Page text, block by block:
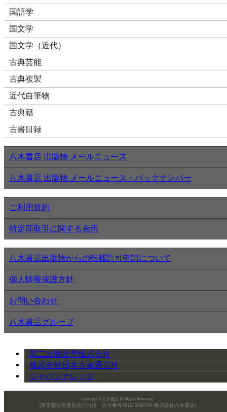
国語学
国文学
国文学（近代）
古典芸能
古典複製
近代自筆物
古典籍
古書目録
八木書店 出版物 メールニュース
八木書店 出版物 メールニュース・バックナンバー
ご利用規約
特定商取引に関する表示
八木書店出版物からの転載許可申請について
個人情報保護方針
お問い合わせ
八木書店グループ
copyright © 八木書店 All Rights Reserved.
[東京都公安委員会許可済 許可番号301029600799 株式会社八木書店]
第二出版販売株式会社
株式会社日本古書通信社
ジャパンナレッジ